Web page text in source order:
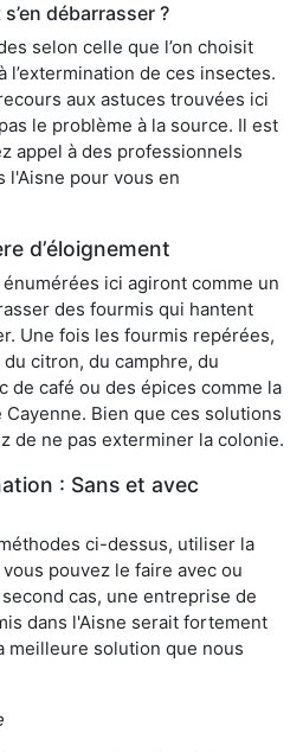
débarrasser ?
selon celle que l’on choisit
l’extermination de ces insectes.
aux astuces trouvées ici
le problème à la source. Il est
appel à des professionnels
l'Aisne pour vous en
d’éloignement
ici agiront comme un
des fourmis qui hantent
Une fois les fourmis repérées,
citron, du camphre, du
de café ou des épices comme la
Bien que ces solutions
de ne pas exterminer la colonie.
: Sans et avec
ci-dessus, utiliser la
pouvez le faire avec ou
cas, une entreprise de
dans l'Aisne serait fortement
meilleure solution que nous